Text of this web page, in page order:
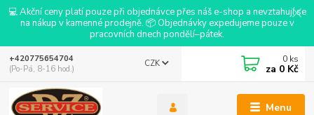
💻 Akční ceny platí pouze při objednávce přes náš e-shop a nevztahují se
na nákup v kamenné prodejně. 📦 Objednávky expedujeme pouze v
pracovních dnech pondělí–pátek.
Menu
CZK
+420775654704
(Po-Pá, 8-16 hod.)
0 ks
za 0 Kč